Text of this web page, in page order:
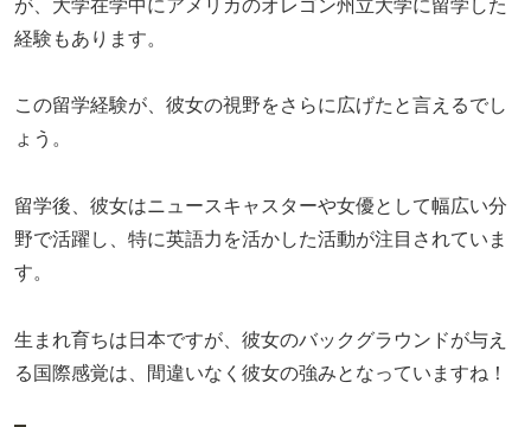
が、大学在学中にアメリカのオレゴン州立大学に留学した
経験もあります。
この留学経験が、彼女の視野をさらに広げたと言えるでし
ょう。
留学後、彼女はニュースキャスターや女優として幅広い分
野で活躍し、特に英語力を活かした活動が注目されていま
す。
生まれ育ちは日本ですが、彼女のバックグラウンドが与え
る国際感覚は、間違いなく彼女の強みとなっていますね！